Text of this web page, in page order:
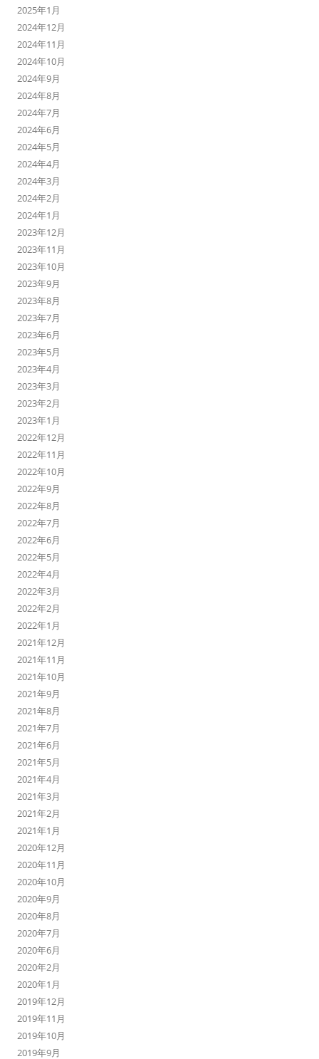
2025年1月
2024年12月
2024年11月
2024年10月
2024年9月
2024年8月
2024年7月
2024年6月
2024年5月
2024年4月
2024年3月
2024年2月
2024年1月
2023年12月
2023年11月
2023年10月
2023年9月
2023年8月
2023年7月
2023年6月
2023年5月
2023年4月
2023年3月
2023年2月
2023年1月
2022年12月
2022年11月
2022年10月
2022年9月
2022年8月
2022年7月
2022年6月
2022年5月
2022年4月
2022年3月
2022年2月
2022年1月
2021年12月
2021年11月
2021年10月
2021年9月
2021年8月
2021年7月
2021年6月
2021年5月
2021年4月
2021年3月
2021年2月
2021年1月
2020年12月
2020年11月
2020年10月
2020年9月
2020年8月
2020年7月
2020年6月
2020年2月
2020年1月
2019年12月
2019年11月
2019年10月
2019年9月